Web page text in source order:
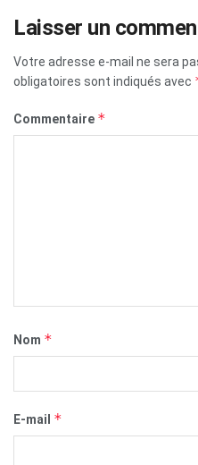
Laisser un
Votre adresse e-mail ne sera
obligatoires sont indiqués avec
Commentaire *
Nom *
E-mail *